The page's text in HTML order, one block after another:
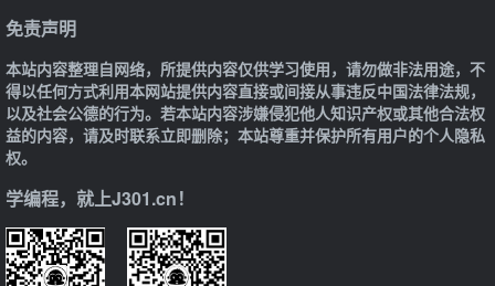
免责声明
本站内容整理自网络，所提供内容仅供学习使用，请勿做非法用途，不
得以任何方式利用本网站提供内容直接或间接从事违反中国法律法规，
以及社会公德的行为。若本站内容涉嫌侵犯他人知识产权或其他合法权
益的内容，请及时联系立即删除；本站尊重并保护所有用户的个人隐私
权。
学编程，就上J301.cn！